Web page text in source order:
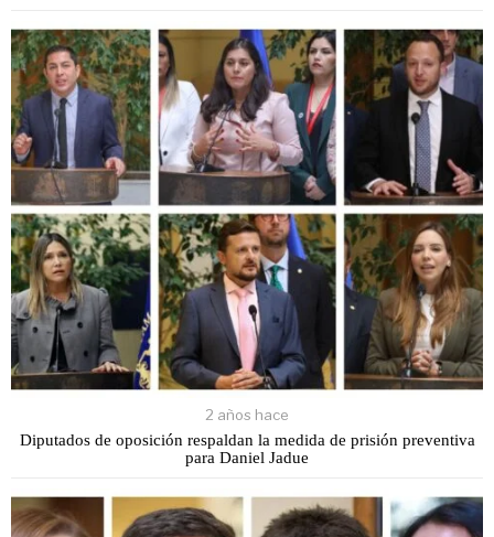
2 años hace
Diputados de oposición respaldan la medida de prisión preventiva
para Daniel Jadue